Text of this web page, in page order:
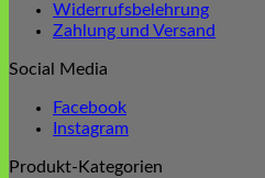
Widerrufsbelehrung
Zahlung und Versand
Social Media
Facebook
Instagram
Produkt-Kategorien